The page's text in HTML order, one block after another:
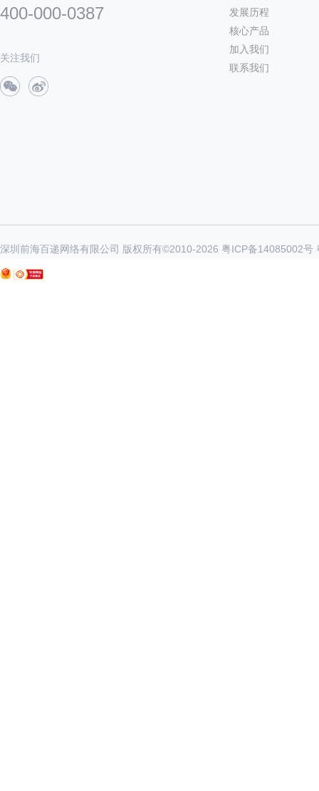
400-000-0387
关注我们
发展历程
核心产品
加入我们
联系我们
深圳前海百递网络有限公司 版权所有©2010-2026 粤ICP备14085002号